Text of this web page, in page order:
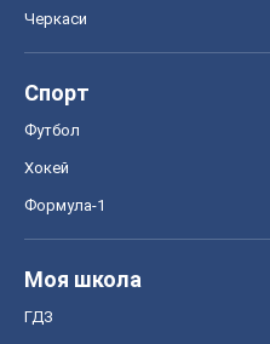
Черкаси
Спорт
Футбол
Хокей
Формула-1
Моя школа
ГДЗ